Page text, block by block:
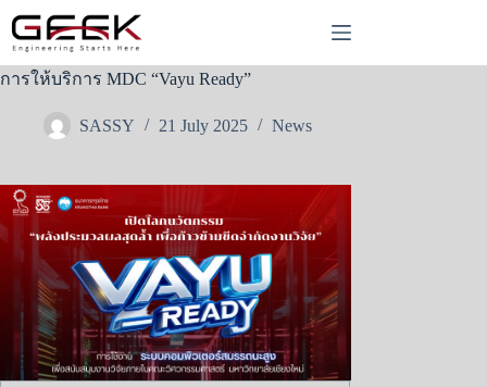
content
การให้บริการ MDC “Vayu Ready”
SASSY 21 July 2025 News